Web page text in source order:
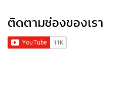
ติดตามช่องของเรา